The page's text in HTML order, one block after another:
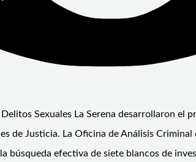
Sexuales La Serena desarrollaron el
de Justicia. La Oficina de Análisis
búsqueda efectiva de siete blancos de